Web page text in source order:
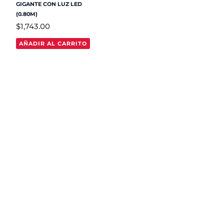
GIGANTE CON LUZ LED
(0.80M)
$1,743.00
AÑADIR AL CARRITO